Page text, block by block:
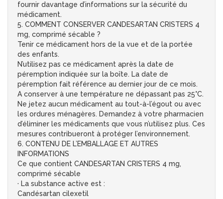
fournir davantage d’informations sur la sécurité du
médicament.
5. COMMENT CONSERVER CANDESARTAN CRISTERS 4
mg, comprimé sécable ?
Tenir ce médicament hors de la vue et de la portée
des enfants.
N’utilisez pas ce médicament après la date de
péremption indiquée sur la boîte. La date de
péremption fait référence au dernier jour de ce mois.
A conserver à une température ne dépassant pas 25°C.
Ne jetez aucun médicament au tout-à-l’égout ou avec
les ordures ménagères. Demandez à votre pharmacien
d’éliminer les médicaments que vous n’utilisez plus. Ces
mesures contribueront à protéger l’environnement.
6. CONTENU DE L’EMBALLAGE ET AUTRES
INFORMATIONS
Ce que contient CANDESARTAN CRISTERS 4 mg,
comprimé sécable
· La substance active est :
Candésartan cilexetil